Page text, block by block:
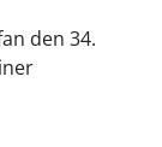
den 34.